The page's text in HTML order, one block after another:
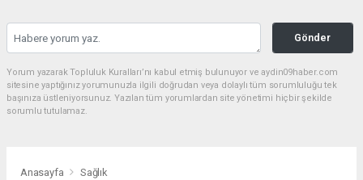
Gönder
Yorum yazarak Topluluk Kuralları’nı kabul etmiş bulunuyor ve aydin09haber.com
sitesine yaptığınız yorumunuzla ilgili doğrudan veya dolaylı tüm sorumluluğu tek
başınıza üstleniyorsunuz. Yazılan tüm yorumlardan site yönetimi hiçbir şekilde
sorumlu tutulamaz.
Anasayfa Sağlık